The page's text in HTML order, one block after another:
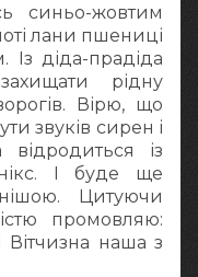
синьо-жовтим
лани пшениці
діда-прадіда
рідну
Вірю, що
звуків сирен і
відродиться із
І буде ще
Цитуючи
промовляю:
наша з